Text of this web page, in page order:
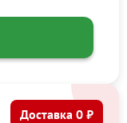
Доставка 0 ₽